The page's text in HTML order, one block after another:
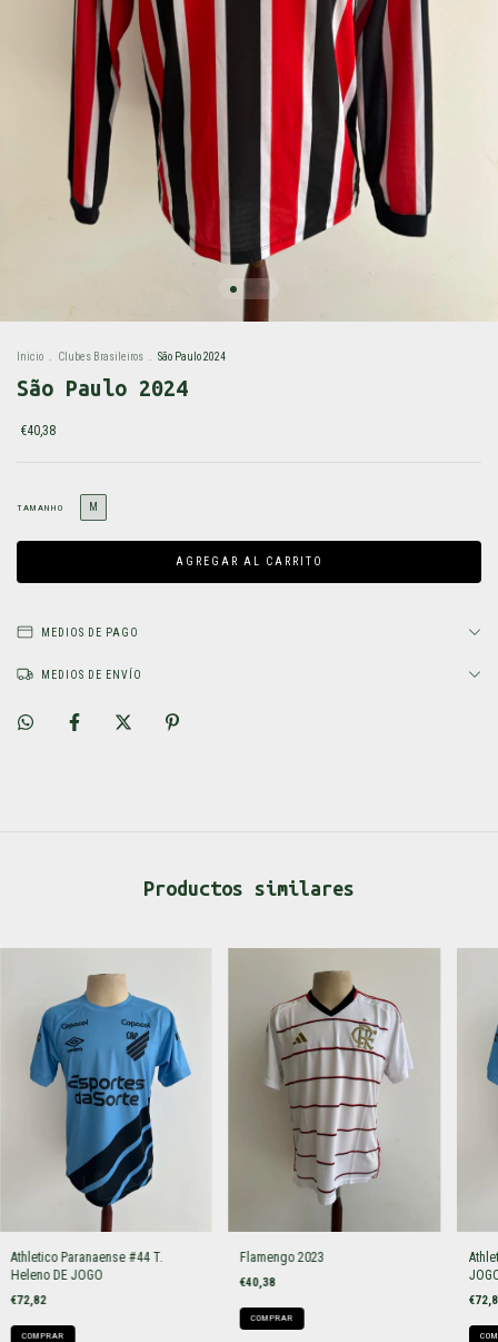
Inicio . Clubes Brasileiros . São Paulo 2024
São Paulo 2024
€40,38
TAMANHO M
MEDIOS DE PAGO
MEDIOS DE ENVÍO
Productos similares
Athletico Paranaense #44 T.
Heleno DE JOGO
€72,82
COMPRAR
Flamengo 2023
€40,38
COMPRAR